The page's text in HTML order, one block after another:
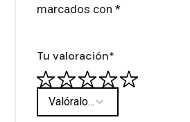
marcados con*
Tu valoración*